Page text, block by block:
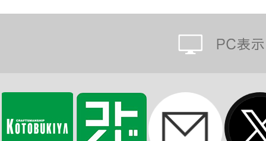
※本製品はお客様ご自身で組み立て